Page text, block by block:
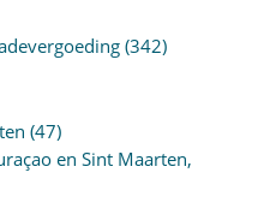
(342)
(47)
en Sint Maarten,